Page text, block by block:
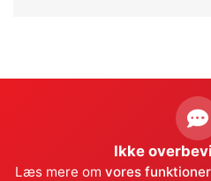
Ikke
Læs mere om vores funktioner